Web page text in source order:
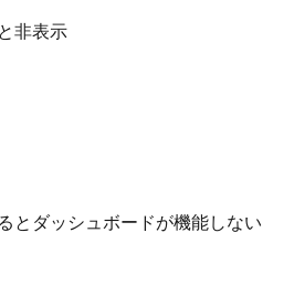
非表示
とダッシュボードが機能しない